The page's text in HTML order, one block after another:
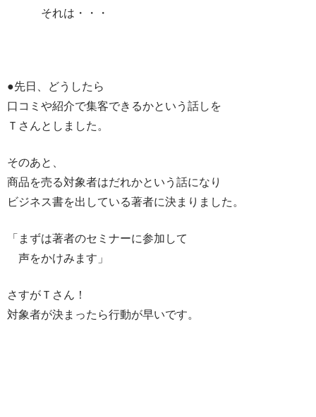
それは・・・
●先日、どうしたら
口コミや紹介で集客できるかという話しを
Ｔさんとしました。
そのあと、
商品を売る対象者はだれかという話になり
ビジネス書を出している著者に決まりました。
「まずは著者のセミナーに参加して
声をかけみます」
さすがＴさん！
対象者が決まったら行動が早いです。